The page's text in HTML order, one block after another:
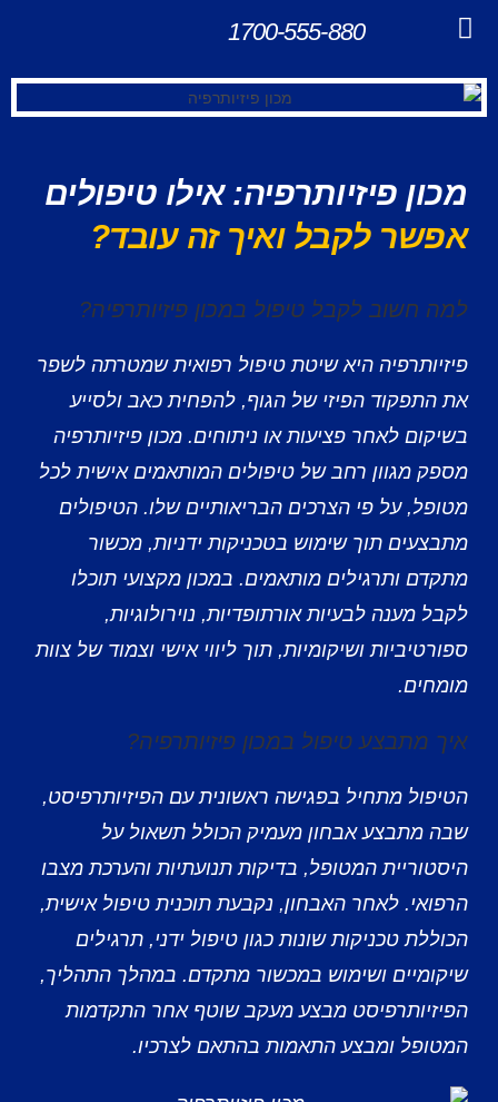
לתוכן
1700-555-880
מכון פיזיותרפיה: אילו טיפולים
אפשר לקבל ואיך זה עובד?
למה חשוב לקבל טיפול במכון פיזיותרפיה?
פיזיותרפיה היא שיטת טיפול רפואית שמטרתה לשפר
את התפקוד הפיזי של הגוף, להפחית כאב ולסייע
בשיקום לאחר פציעות או ניתוחים. מכון פיזיותרפיה
מספק מגוון רחב של טיפולים המותאמים אישית לכל
מטופל, על פי הצרכים הבריאותיים שלו. הטיפולים
מתבצעים תוך שימוש בטכניקות ידניות, מכשור
מתקדם ותרגילים מותאמים. במכון מקצועי תוכלו
לקבל מענה לבעיות אורתופדיות, נוירולוגיות,
ספורטיביות ושיקומיות, תוך ליווי אישי וצמוד של צוות
מומחים.
איך מתבצע טיפול במכון פיזיותרפיה?
הטיפול מתחיל בפגישה ראשונית עם הפיזיותרפיסט,
שבה מתבצע אבחון מעמיק הכולל תשאול על
היסטוריית המטופל, בדיקות תנועתיות והערכת מצבו
הרפואי. לאחר האבחון, נקבעת תוכנית טיפול אישית,
הכוללת טכניקות שונות כגון טיפול ידני, תרגילים
שיקומיים ושימוש במכשור מתקדם. במהלך התהליך,
הפיזיותרפיסט מבצע מעקב שוטף אחר התקדמות
המטופל ומבצע התאמות בהתאם לצרכיו.